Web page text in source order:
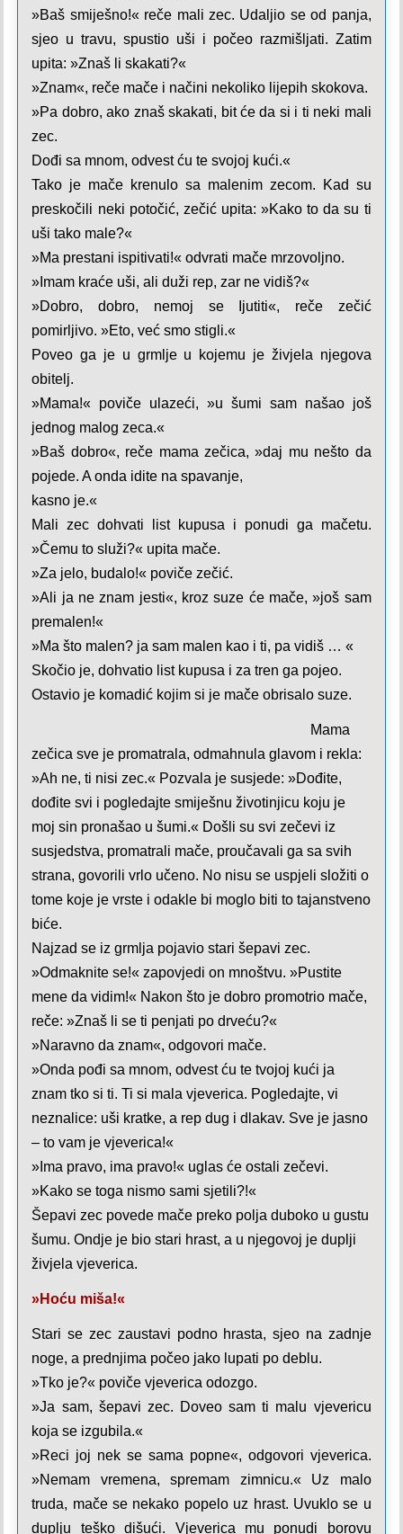
»Baš smiješno!« reče mali zec. Udaljio se od panja,
sjeo u travu, spustio uši i počeo razmišljati. Zatim
upita: »Znaš li skakati?«
»Znam«, reče mače i načini nekoliko lijepih skokova.
»Pa dobro, ako znaš skakati, bit će da si i ti neki mali
zec.
Dođi sa mnom, odvest ću te svojoj kući.«
Tako je mače krenulo sa malenim zecom. Kad su
preskočili neki potočić, zečić upita: »Kako to da su ti
uši tako male?«
»Ma prestani ispitivati!« odvrati mače mrzovoljno.
»Imam kraće uši, ali duži rep, zar ne vidiš?«
»Dobro, dobro, nemoj se Ijutiti«, reče zečić
pomirljivo. »Eto, već smo stigli.«
Poveo ga je u grmlje u kojemu je živjela njegova
obitelj.
»Mama!« poviče ulazeći, »u šumi sam našao još
jednog malog zeca.«
»Baš dobro«, reče mama zečica, »daj mu nešto da
pojede. A onda idite na spavanje,
kasno je.«
Mali zec dohvati list kupusa i ponudi ga mačetu.
»Čemu to služi?« upita mače.
»Za jelo, budalo!« poviče zečić.
»Ali ja ne znam jesti«, kroz suze će mače, »još sam
premalen!«
»Ma što malen? ja sam malen kao i ti, pa vidiš … «
Skočio je, dohvatio list kupusa i za tren ga pojeo.
Ostavio je komadić kojim si je mače obrisalo suze.
Mama
zečica sve je promatrala, odmahnula glavom i rekla:
»Ah ne, ti nisi zec.« Pozvala je susjede: »Dođite,
dođite svi i pogledajte smiješnu životinjicu koju je
moj sin pronašao u šumi.« Došli su svi zečevi iz
susjedstva, promatrali mače, proučavali ga sa svih
strana, govorili vrlo učeno. No nisu se uspjeli složiti o
tome koje je vrste i odakle bi moglo biti to tajanstveno
biće.
Najzad se iz grmlja pojavio stari šepavi zec.
»Odmaknite se!« zapovjedi on mnoštvu. »Pustite
mene da vidim!« Nakon što je dobro promotrio mače,
reče: »Znaš li se ti penjati po drveću?«
»Naravno da znam«, odgovori mače.
»Onda pođi sa mnom, odvest ću te tvojoj kući ja
znam tko si ti. Ti si mala vjeverica. Pogledajte, vi
neznalice: uši kratke, a rep dug i dlakav. Sve je jasno
– to vam je vjeverica!«
»Ima pravo, ima pravo!« uglas će ostali zečevi.
»Kako se toga nismo sami sjetili?!«
Šepavi zec povede mače preko polja duboko u gustu
šumu. Ondje je bio stari hrast, a u njegovoj je duplji
živjela vjeverica.
»Hoću miša!«
Stari se zec zaustavi podno hrasta, sjeo na zadnje
noge, a prednjima počeo jako lupati po deblu.
»Tko je?« poviče vjeverica odozgo.
»Ja sam, šepavi zec. Doveo sam ti malu vjevericu
koja se izgubila.«
»Reci joj nek se sama popne«, odgovori vjeverica.
»Nemam vremena, spremam zimnicu.« Uz malo
truda, mače se nekako popelo uz hrast. Uvuklo se u
duplju teško dišući. Vjeverica mu ponudi borovu